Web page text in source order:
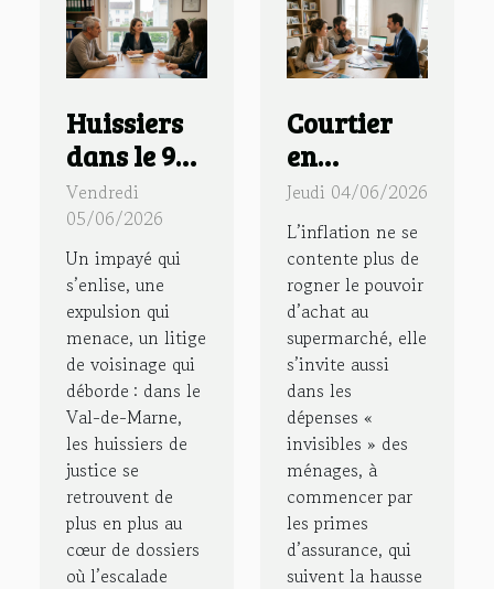
Huissiers
dans le 94 :
quand la
médiation
remplace
le conflit
Vendredi
05/06/2026
Un impayé qui
s’enlise, une
expulsion qui
menace, un litige
de voisinage qui
déborde : dans le
Val-de-Marne,
les huissiers de
justice se
retrouvent de
plus en plus au
cœur de dossiers
où l’escalade
Courtier
en
assurance :
la nouvelle
boussole
des
familles
face à
l’inflation
Jeudi 04/06/2026
L’inflation ne se
contente plus de
rogner le pouvoir
d’achat au
supermarché, elle
s’invite aussi
dans les
dépenses «
invisibles » des
ménages, à
commencer par
les primes
d’assurance, qui
suivent la hausse